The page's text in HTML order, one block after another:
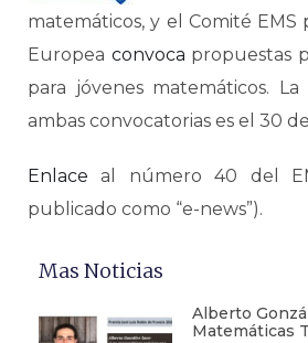
matemáticos, y el Comité EMS
Europea convoca propuestas
para jóvenes matemáticos.
ambas convocatorias es el 30
Enlace al número 40 del
publicado como “e-news”).
Mas Noticias
Alberto
Matemáticas